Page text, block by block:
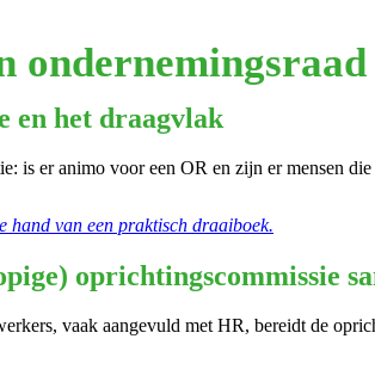
en het draagvlak
is er animo voor een OR en zijn er mensen
hand van een praktisch draaiboek.
oprichtingscommissie
vaak aangevuld met HR, bereidt de